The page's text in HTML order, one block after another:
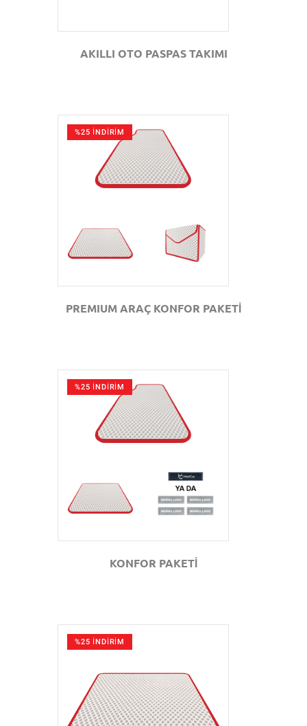
AKILLI OTO PASPAS TAKIMI
%25 İNDİRİM
PREMIUM ARAÇ KONFOR PAKETİ
%25 İNDİRİM
KONFOR PAKETİ
%25 İNDİRİM
GÖZAT